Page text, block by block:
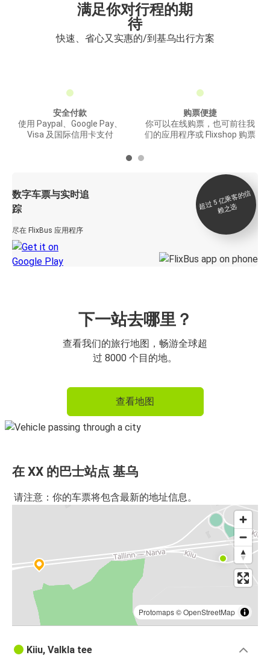
满足你对行程的期
待
快速、省心又实惠的/到基乌出行方案
安全付款
使用 Paypal、Google Pay、
Visa 及国际信用卡支付
购票便捷
你可以在线购票，也可前往我
们的应用程序或 Flixshop 购票
数字车票与实时追
踪
尽在 FlixBus 应用程序
超
过 5
亿
乘
客
的
信
赖
之
选
下一站去哪里？
查看我们的旅行地图，畅游全球超
过 8000 个目的地。
查看地图
在 XX 的巴士站点 基乌
请注意：你的车票将包含最新的地址信息。
Protomaps©OpenStreetMap
Kiiu, Valkla tee